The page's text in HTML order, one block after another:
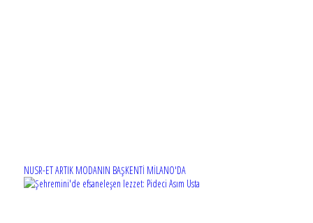
NUSR-ET ARTIK MODANIN BAŞKENTİ MİLANO'DA